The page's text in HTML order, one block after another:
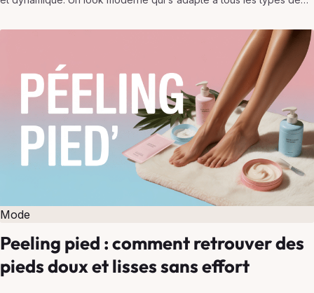
Mode
Peeling pied : comment retrouver des
pieds doux et lisses sans effort